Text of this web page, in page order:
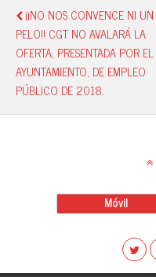
¡¡NO NOS CONVENCE NI UN
PELO!! CGT NO AVALARÁ LA
OFERTA, PRESENTADA POR EL
AYUNTAMIENTO, DE EMPLEO
PÚBLICO DE 2018.
Móvil